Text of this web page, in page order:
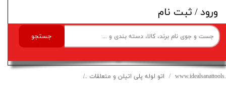
جستجو
ورود/ ثبت نام
اتو لوله پلی اتیلن و متعلقات